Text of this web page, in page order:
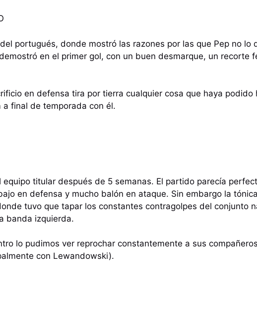
portugués, donde mostró las razones por las que Pep no lo
en el primer gol, con un buen desmarque, un recorte
en defensa tira por tierra cualquier cosa que haya podido
a final de temporada con él.
equipo titular después de 5 semanas. El partido parecía
en defensa y mucho balón en ataque. Sin embargo la
tuvo que tapar los constantes contragolpes del conjunto
banda izquierda.
lo pudimos ver reprochar constantemente a sus
con Lewandowski).